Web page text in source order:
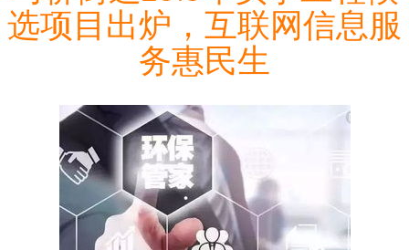
选项目出炉，互联网信息服
务惠民生